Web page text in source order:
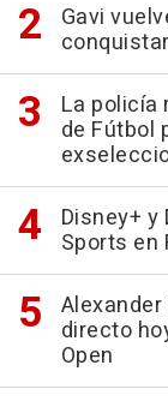
Gavi
La policía
de Fútbol
Disney+
Sports en
directo
Open